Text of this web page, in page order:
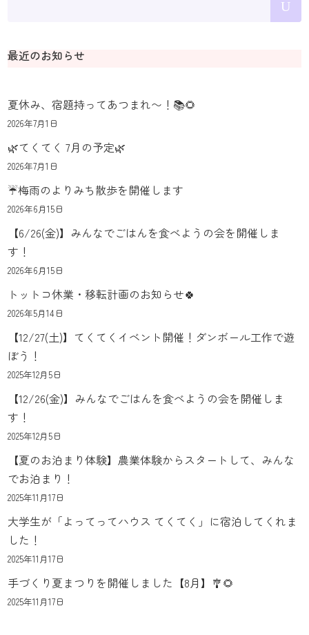
最近のお知らせ
夏休み、宿題持ってあつまれ〜！📚🌻
2026年7月1日
🌿てくてく 7月の予定🌿
2026年7月1日
☔️梅雨のよりみち散歩を開催します
2026年6月15日
【6/26(金)】みんなでごはんを食べようの会を開催しま
す！
2026年6月15日
トットコ休業・移転計画のお知らせ🍀
2026年5月14日
【12/27(土)】てくてくイベント開催！ダンボール工作で遊
ぼう！
2025年12月5日
【12/26(金)】みんなでごはんを食べようの会を開催しま
す！
2025年12月5日
【夏のお泊まり体験】農業体験からスタートして、みんな
でお泊まり！
2025年11月17日
大学生が「よってってハウス てくてく」に宿泊してくれま
した！
2025年11月17日
手づくり夏まつりを開催しました【8月】🎐🌻
2025年11月17日